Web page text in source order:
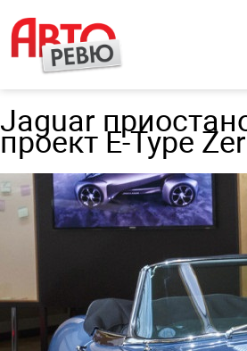
Jaguar
проект E-Type